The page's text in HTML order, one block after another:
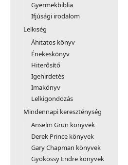
Gyermekbiblia
Ifjúsági irodalom
Lelkiség
Áhitatos könyv
Énekeskönyv
Hiterősítő
Igehirdetés
Imakönyv
Lelkigondozás
Mindennapi kereszténység
Anselm Grün könyvek
Derek Prince könyvek
Gary Chapman könyvek
Gyökössy Endre könyvek